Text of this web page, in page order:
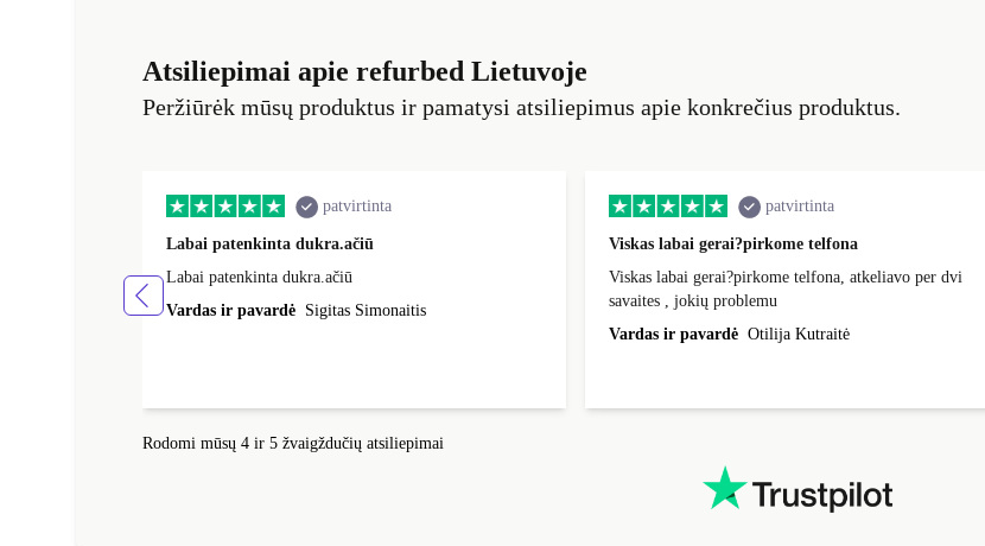
Atsiliepimai apie refurbed Lietuvoje
Peržiūrėk mūsų produktus ir pamatysi atsiliepimus apie konkrečius produktus.
patvirtinta
Labai patenkinta dukra.ačiū
Labai patenkinta dukra.ačiū
Vardas ir pavardė Sigitas Simonaitis
patvirtinta
Viskas labai gerai?pirkome telfona
Viskas labai gerai?pirkome telfona, atkeliavo per dvi
savaites , jokių problemu
Vardas ir pavardė Otilija Kutraitė
Rodomi mūsų 4 ir 5 žvaigždučių atsiliepimai